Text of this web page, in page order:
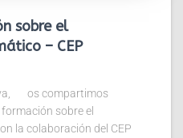
sobre el
– CEP
os compartimos
sobre el
la colaboración del CEP